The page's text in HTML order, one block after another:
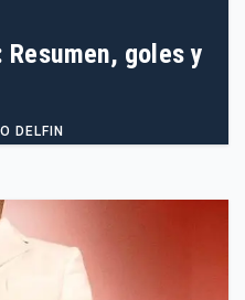
goles y
DELFIN